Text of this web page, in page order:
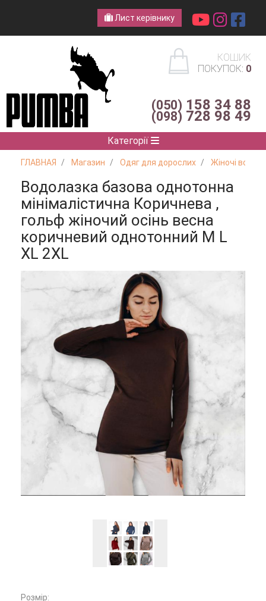
Лист керівнику
КОШИК
ПОКУПОК: 0
(050) 158 34 88
(098) 728 98 49
Категорії
ГЛАВНАЯ Магазин Одяг для дорослих Жіночі
Водолазка базова однотонна
мінімалістична Коричнева ,
гольф жіночий осінь весна
коричневий однотонний M L
XL 2XL
Розмір: